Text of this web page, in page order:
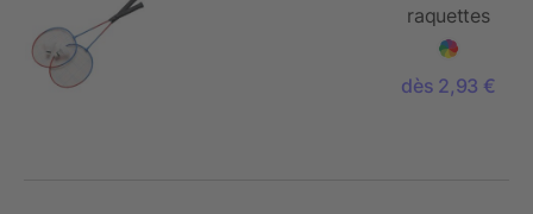
raquettes
de
badminton
dès 2,93 €